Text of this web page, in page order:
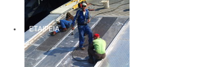
ΕΤΑΙΡΕΙΑ